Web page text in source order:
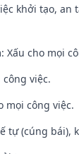
khởi tạo, an
Xấu cho mọi
công việc.
mọi công việc.
tự (cúng bái),